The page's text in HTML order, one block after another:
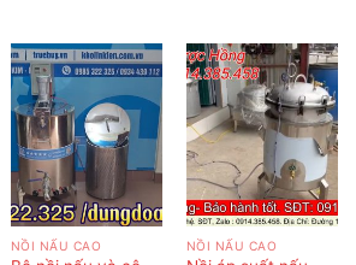
NỒI NẤU CAO NỒI NẤU CAO